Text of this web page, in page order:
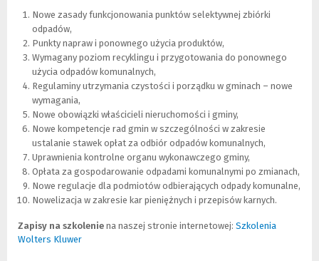
o
y
)
Nowe zasady funkcjonowania punktów selektywnej zbiórki
odpadów,
Punkty napraw i ponownego użycia produktów,
Wymagany poziom recyklingu i przygotowania do ponownego
użycia odpadów komunalnych,
Regulaminy utrzymania czystości i porządku w gminach – nowe
wymagania,
Nowe obowiązki właścicieli nieruchomości i gminy,
Nowe kompetencje rad gmin w szczególności w zakresie
ustalanie stawek opłat za odbiór odpadów komunalnych,
Uprawnienia kontrolne organu wykonawczego gminy,
Opłata za gospodarowanie odpadami komunalnymi po zmianach,
Nowe regulacje dla podmiotów odbierających odpady komunalne,
Nowelizacja w zakresie kar pieniężnych i przepisów karnych.
Zapisy na szkolenie na naszej stronie internetowej: Szkolenia
Wolters Kluwer